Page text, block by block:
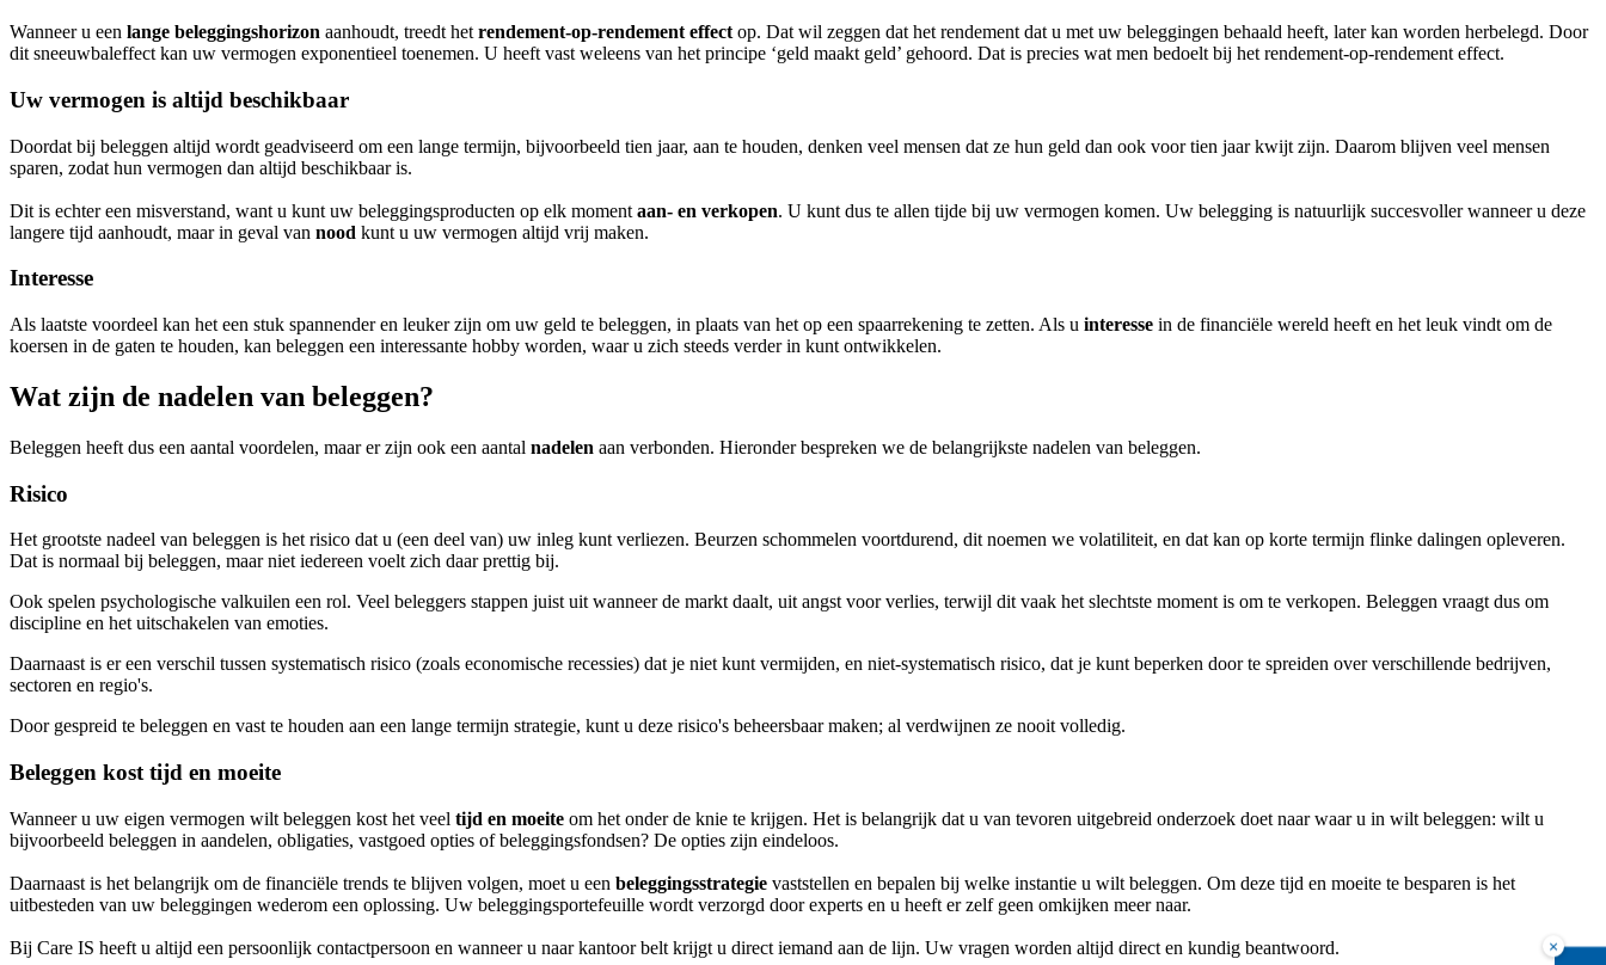
Wanneer u een lange beleggingshorizon aanhoudt, treedt het rendement-op-rendement effect op. Dat wil zeggen dat het rendement dat u met uw beleggingen behaald heeft, later kan worden herbelegd. Door
dit sneeuwbaleffect kan uw vermogen exponentieel toenemen. U heeft vast weleens van het principe ‘geld maakt geld’ gehoord. Dat is precies wat men bedoelt bij het rendement-op-rendement effect.
Uw vermogen is altijd beschikbaar
Doordat bij beleggen altijd wordt geadviseerd om een lange termijn, bijvoorbeeld tien jaar, aan te houden, denken veel mensen dat ze hun geld dan ook voor tien jaar kwijt zijn. Daarom blijven veel mensen
sparen, zodat hun vermogen dan altijd beschikbaar is.
Dit is echter een misverstand, want u kunt uw beleggingsproducten op elk moment aan- en verkopen. U kunt dus te allen tijde bij uw vermogen komen. Uw belegging is natuurlijk succesvoller wanneer u deze
langere tijd aanhoudt, maar in geval van nood kunt u uw vermogen altijd vrij maken.
Interesse
Als laatste voordeel kan het een stuk spannender en leuker zijn om uw geld te beleggen, in plaats van het op een spaarrekening te zetten. Als u interesse in de financiële wereld heeft en het leuk vindt om de
koersen in de gaten te houden, kan beleggen een interessante hobby worden, waar u zich steeds verder in kunt ontwikkelen.
Wat zijn de nadelen van beleggen?
Beleggen heeft dus een aantal voordelen, maar er zijn ook een aantal nadelen aan verbonden. Hieronder bespreken we de belangrijkste nadelen van beleggen.
Risico
Het grootste nadeel van beleggen is het risico dat u (een deel van) uw inleg kunt verliezen. Beurzen schommelen voortdurend, dit noemen we volatiliteit, en dat kan op korte termijn flinke dalingen opleveren.
Dat is normaal bij beleggen, maar niet iedereen voelt zich daar prettig bij.
Ook spelen psychologische valkuilen een rol. Veel beleggers stappen juist uit wanneer de markt daalt, uit angst voor verlies, terwijl dit vaak het slechtste moment is om te verkopen. Beleggen vraagt dus om
discipline en het uitschakelen van emoties.
Daarnaast is er een verschil tussen systematisch risico (zoals economische recessies) dat je niet kunt vermijden, en niet-systematisch risico, dat je kunt beperken door te spreiden over verschillende bedrijven,
sectoren en regio's.
Door gespreid te beleggen en vast te houden aan een lange termijn strategie, kunt u deze risico's beheersbaar maken; al verdwijnen ze nooit volledig.
Beleggen kost tijd en moeite
Wanneer u uw eigen vermogen wilt beleggen kost het veel tijd en moeite om het onder de knie te krijgen. Het is belangrijk dat u van tevoren uitgebreid onderzoek doet naar waar u in wilt beleggen: wilt u
bijvoorbeeld beleggen in aandelen, obligaties, vastgoed opties of beleggingsfondsen? De opties zijn eindeloos.
Daarnaast is het belangrijk om de financiële trends te blijven volgen, moet u een beleggingsstrategie vaststellen en bepalen bij welke instantie u wilt beleggen. Om deze tijd en moeite te besparen is het
uitbesteden van uw beleggingen wederom een oplossing. Uw beleggingsportefeuille wordt verzorgd door experts en u heeft er zelf geen omkijken meer naar.
Bij Care IS heeft u altijd een persoonlijk contactpersoon en wanneer u naar kantoor belt krijgt u direct iemand aan de lijn. Uw vragen worden altijd direct en kundig beantwoord. ×